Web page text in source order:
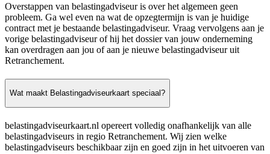
Overstappen van belastingadviseur is over het algemeen geen
probleem. Ga wel even na wat de opzegtermijn is van je huidige
contract met je bestaande belastingadviseur. Vraag vervolgens aan je
vorige belastingadviseur of hij het dossier van jouw onderneming
kan overdragen aan jou of aan je nieuwe belastingadviseur uit
Retranchement.
Wat maakt Belastingadviseurkaart speciaal?
belastingadviseurkaart.nl opereert volledig onafhankelijk van alle
belastingadviseurs in regio Retranchement. Wij zien welke
belastingadviseurs beschikbaar zijn en goed zijn in het uitvoeren van